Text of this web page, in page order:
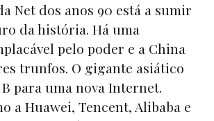
Net dos anos 90 está a sumir
da história. Há uma
pelo poder e a China
trunfos. O gigante asiático
para uma nova Internet.
a Huawei, Tencent, Alibaba e